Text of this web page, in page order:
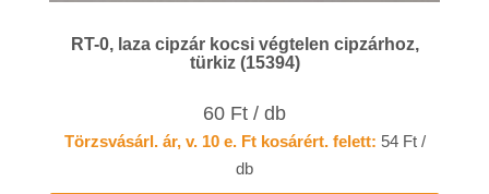
RT-0, laza cipzár kocsi végtelen cipzárhoz,
türkiz (15394)
60 Ft / db
Törzsvásárl. ár, v. 10 e. Ft kosárért. felett: 54 Ft /
db